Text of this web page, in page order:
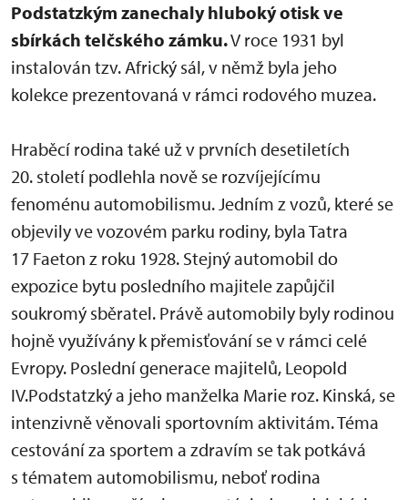
Podstatzkým zanechaly hluboký otisk ve
sbírkách telčského zámku.V roce 1931 byl
instalován tzv. Africký sál, v němž byla jeho
kolekce prezentovaná v rámci rodového muzea.
Hraběcí rodina také už v prvních desetiletích
20. století podlehla nově se rozvíjejícímu
fenoménu automobilismu. Jedním z vozů, které se
objevily ve vozovém parku rodiny, byla Tatra
17 Faeton z roku 1928. Stejný automobil do
expozice bytu posledního majitele zapůjčil
soukromý sběratel. Právě automobily byly rodinou
hojně využívány k přemisťování se v rámci celé
Evropy. Poslední generace majitelů, Leopold
IV.Podstatzký a jeho manželka Marie roz. Kinská, se
intenzivně věnovali sportovním aktivitám. Téma
cestování za sportem a zdravím se tak potkává
s tématem automobilismu, neboť rodina